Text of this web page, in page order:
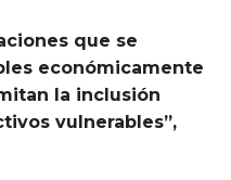
que se
económicamente
la inclusión
vulnerables”,